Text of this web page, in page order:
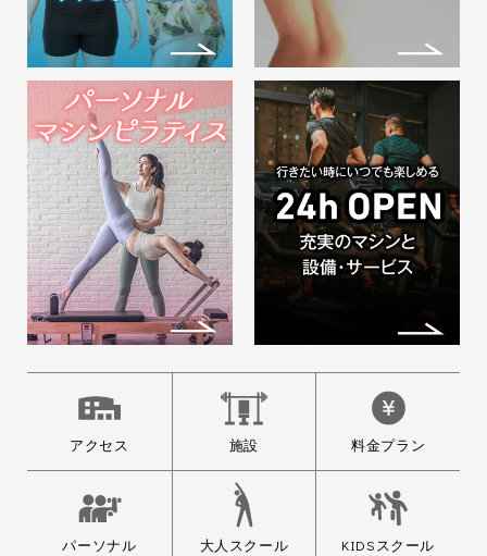
アクセス 施設 料金プラン
パーソナル 大人スクール KIDSスクール